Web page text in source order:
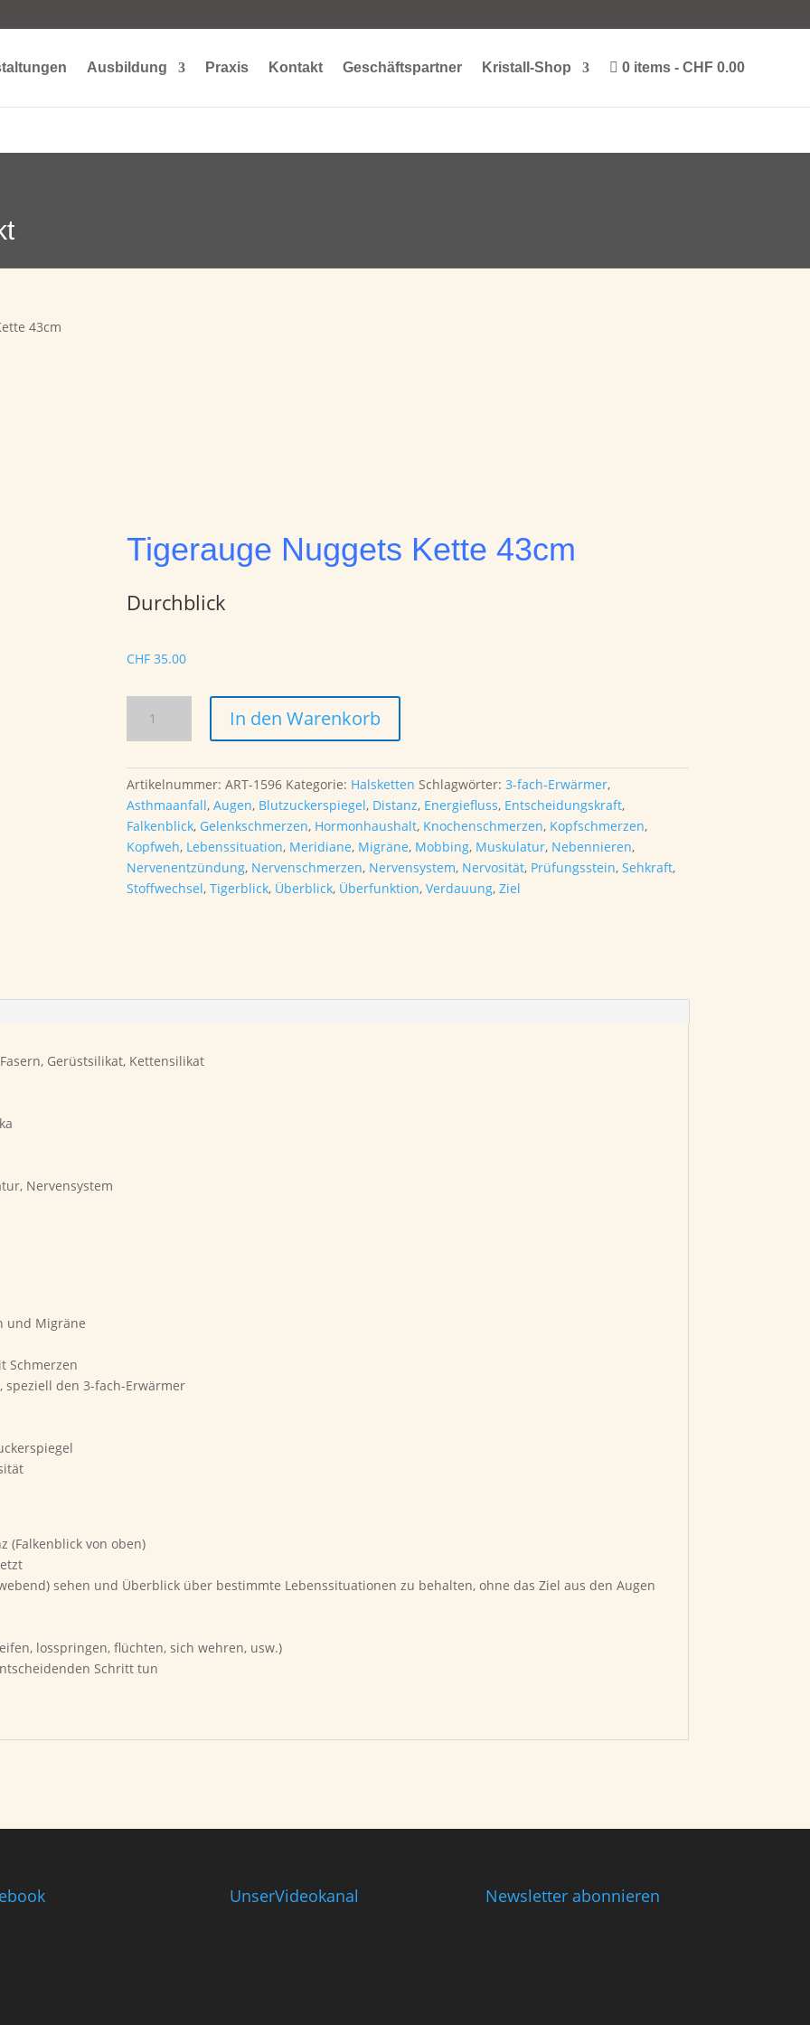
Ausbildung Praxis Kontakt Geschäftspartner Kristall-Shop 0 items CHF 0.00
43cm
Tigerauge Nuggets Kette 43cm
Durchblick
CHF 35.00
Nuggets
Kette
43cm
Menge
In den Warenkorb
Artikelnummer:ART-1596 Kategorie: Halsketten Schlagwörter:3-fach-Erwärmer,
Asthmaanfall,Augen, Blutzuckerspiegel, Distanz, Energiefluss, Entscheidungskraft,
Falkenblick, Gelenkschmerzen, Hormonhaushalt, Knochenschmerzen, Kopfschmerzen,
Kopfweh, Lebenssituation, Meridiane, Migräne, Mobbing, Muskulatur, Nebennieren,
Nervenentzündung, Nervenschmerzen, Nervensystem, Nervosität, Prüfungsstein,Sehkraft,
Stoffwechsel,Tigerblick, Überblick, Überfunktion,Verdauung,Ziel
Gerüstsilikat, Kettensilikat
Nervensystem
und Migräne
Schmerzen
den 3-fach-Erwärmer
(Falkenblick von oben)
sehen und Überblick über bestimmte Lebenssituationen zu behalten, ohne das Ziel aus den Augen
losspringen, flüchten, sich wehren, usw.)
Schritt tun
UnserVideokanal Newsletter abonnieren